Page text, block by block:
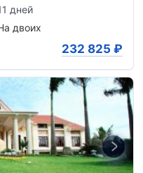
дней
двоих
232 825 ₽